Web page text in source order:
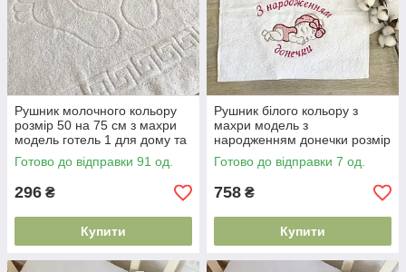
Рушник молочного кольору
розмір 50 на 75 см з махри
модель готель 1 для дому та
щоденного використання
Готово до відправки 91 од.
296 ₴
Купити
Рушник білого кольору з
махри модель з
народженням донечки розмір
40 на 75 см з якісного
текстилю
Готово до відправки 7 од.
758 ₴
Купити